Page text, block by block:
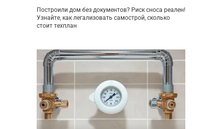
Построили дом без документов? Риск сноса реален!
Узнайте, как легализовать самострой, сколько
стоит техплан